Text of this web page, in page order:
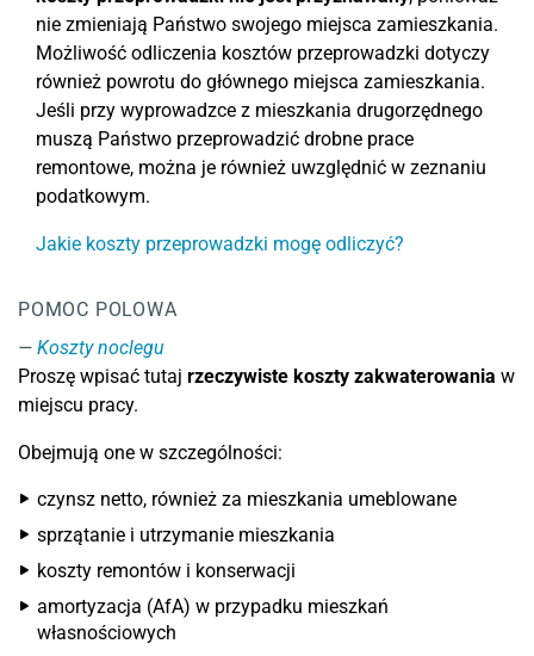
nie zmieniają Państwo swojego miejsca zamieszkania.
Możliwość odliczenia kosztów przeprowadzki dotyczy
również powrotu do głównego miejsca zamieszkania.
Jeśli przy wyprowadzce z mieszkania drugorzędnego
muszą Państwo przeprowadzić drobne prace
remontowe, można je również uwzględnić w zeznaniu
podatkowym.
Jakie koszty przeprowadzki mogę odliczyć?
POMOC POLOWA
Koszty noclegu
Proszę wpisać tutaj rzeczywiste koszty zakwaterowania w
miejscu pracy.
Obejmują one w szczególności:
czynsz netto, również za mieszkania umeblowane
sprzątanie i utrzymanie mieszkania
koszty remontów i konserwacji
amortyzacja (AfA) w przypadku mieszkań
własnościowych